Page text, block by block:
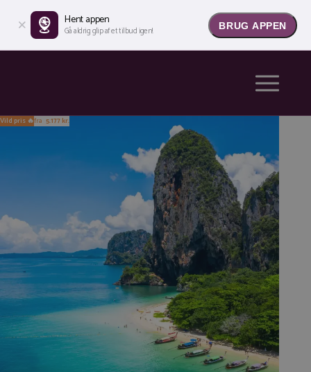
Vild pris 🔥fra 5.177 kr.
Hent appen
Gå aldrig glip af et tilbud igen! BRUG APPEN